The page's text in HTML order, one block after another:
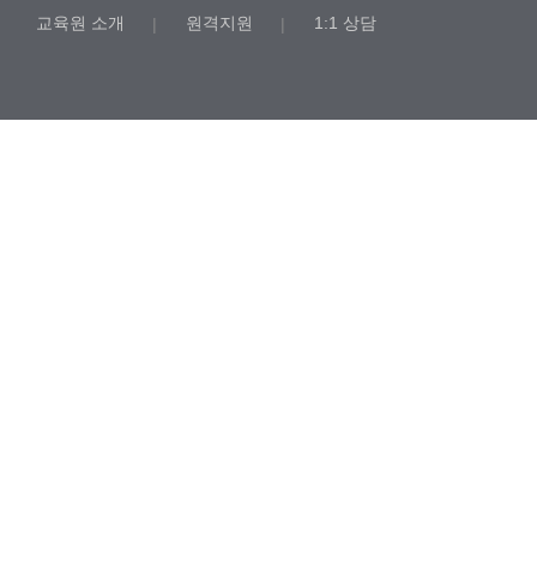
교육원 소개 | 원격지원 | 1:1 상담